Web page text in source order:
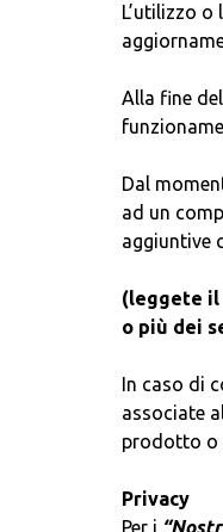
L’utilizzo
Alla fine
Dal
ad un
aggiuntive
(leggete il
o più dei
In caso di
associate
prodotto o
Privacy
Per i